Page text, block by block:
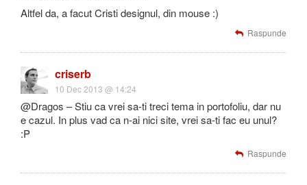
Altfel da, a facut Cristi designul, din mouse :)
Raspunde
criserb
10 Dec 2013 @ 14:24
@Dragos – Stiu ca vrei sa-ti treci tema in portofoliu, dar nu
e cazul. In plus vad ca n-ai nici site, vrei sa-ti fac eu unul?
:P
Raspunde